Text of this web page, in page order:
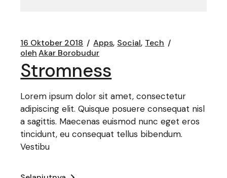
16 Oktober 2018 Apps Social Tech
oleh Akar Borobudur
Stromness
Lorem ipsum dolor sit amet, consectetur
adipiscing elit. Quisque posuere consequat nisl
a sagittis. Maecenas euismod nunc eget eros
tincidunt, eu consequat tellus bibendum.
Vestibu